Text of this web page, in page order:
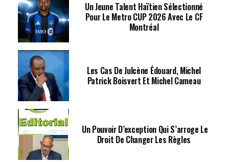
Un Jeune Talent Haïtien Sélectionné
Pour Le Metro CUP 2026 Avec Le CF
Montréal
Les Cas De Julcène Édouard, Michel
Patrick Boisvert Et Michel Cameau
Un Pouvoir D’exception Qui S’arroge Le
Droit De Changer Les Règles